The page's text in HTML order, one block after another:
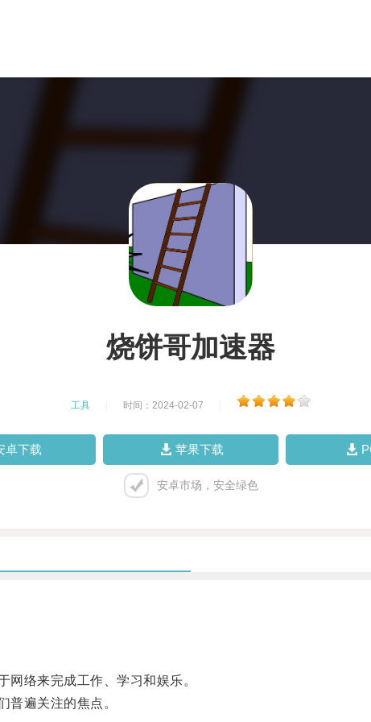
烧饼哥加速器
工具 时间：2024-02-07
卓下载 苹果下载
安卓市场，安全绿色
络来完成工作、学习和娱乐。
遍关注的焦点。